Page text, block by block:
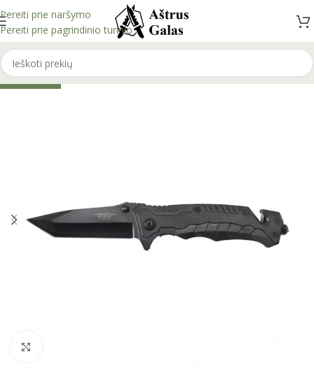
Pereiti prie naršymo
Pereiti prie pagrindinio turinio